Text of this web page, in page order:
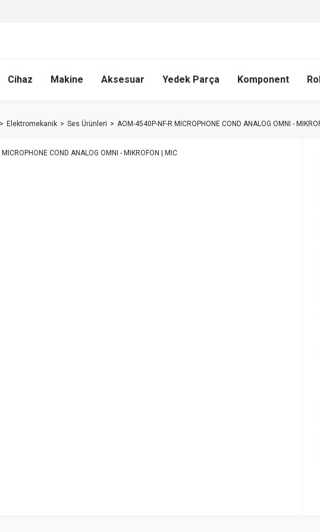
Cihaz Makine Aksesuar Yedek Parça Komponent
Elektromekanik Ses Ürünleri AOM-4540P-NF-R MICROPHONE COND ANALOG OMNI -